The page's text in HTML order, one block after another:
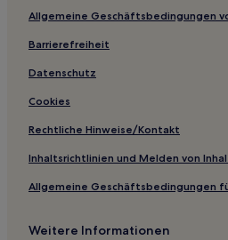
Hotels nahe U-Bahn-Station
Overtoomse Sluis: Hotels
Amsterdam Hotels
Allgemeine Geschäftsbedingungen
Barrierefreiheit
Datenschutz
Cookies
Rechtliche Hinweise/Kontakt
Inhaltsrichtlinien und Melden von
Allgemeine Geschäftsbedingungen
Weitere Informationen